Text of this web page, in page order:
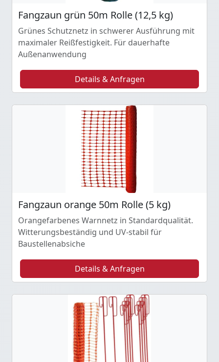
Fangzaun grün 50m Rolle (12,5 kg)
Grünes Schutznetz in schwerer Ausführung mit
maximaler Reißfestigkeit. Für dauerhafte
Außenanwendung
Details & Anfragen
Fangzaun orange 50m Rolle (5 kg)
Orangefarbenes Warnnetz in Standardqualität.
Witterungsbeständig und UV-stabil für
Baustellenabsiche
Details & Anfragen